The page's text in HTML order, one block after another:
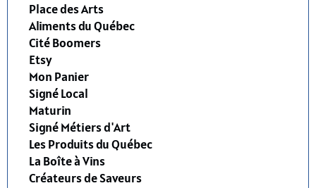
Place des Arts
Aliments du Québec
Cité Boomers
Etsy
Mon Panier
Signé Local
Maturin
Signé Métiers d'Art
Les Produits du Québec
La Boîte à Vins
Créateurs de Saveurs